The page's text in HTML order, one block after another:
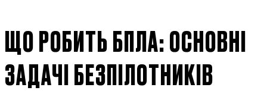
ЩО РОБИТЬ БПЛА: ОСНОВНІ
ЗАДАЧІ БЕЗПІЛОТНИКІВ